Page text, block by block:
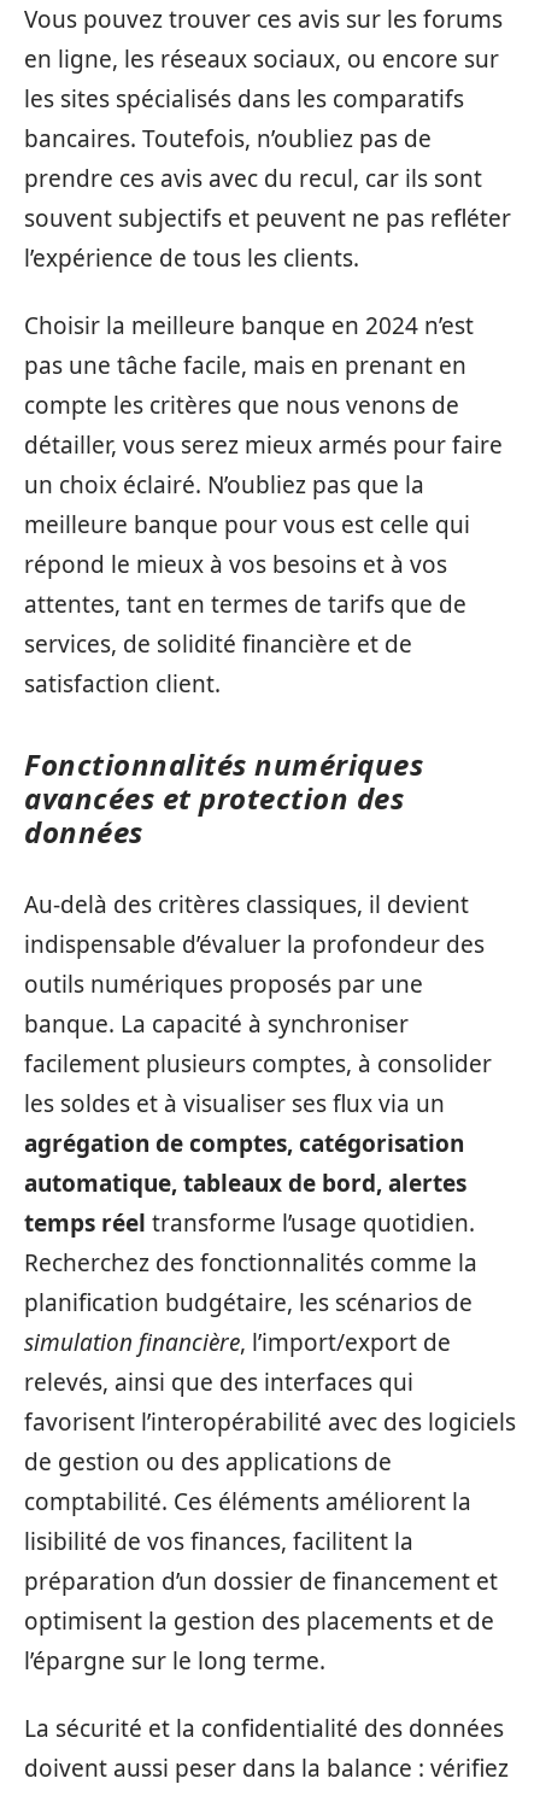
Vous pouvez trouver ces avis sur les forums
en ligne, les réseaux sociaux, ou encore sur
les sites spécialisés dans les comparatifs
bancaires. Toutefois, n’oubliez pas de
prendre ces avis avec du recul, car ils sont
souvent subjectifs et peuvent ne pas refléter
l’expérience de tous les clients.
Choisir la meilleure banque en 2024 n’est
pas une tâche facile, mais en prenant en
compte les critères que nous venons de
détailler, vous serez mieux armés pour faire
un choix éclairé. N’oubliez pas que la
meilleure banque pour vous est celle qui
répond le mieux à vos besoins et à vos
attentes, tant en termes de tarifs que de
services, de solidité financière et de
satisfaction client.
Fonctionnalités numériques
avancées et protection des
données
Au-delà des critères classiques, il devient
indispensable d’évaluer la profondeur des
outils numériques proposés par une
banque. La capacité à synchroniser
facilement plusieurs comptes, à consolider
les soldes et à visualiser ses flux via un
agrégation de comptes, catégorisation
automatique, tableaux de bord, alertes
temps réel transforme l’usage quotidien.
Recherchez des fonctionnalités comme la
planification budgétaire, les scénarios de
simulation financière, l’import/export de
relevés, ainsi que des interfaces qui
favorisent l’interopérabilité avec des logiciels
de gestion ou des applications de
comptabilité. Ces éléments améliorent la
lisibilité de vos finances, facilitent la
préparation d’un dossier de financement et
optimisent la gestion des placements et de
l’épargne sur le long terme.
La sécurité et la confidentialité des données
doivent aussi peser dans la balance : vérifiez